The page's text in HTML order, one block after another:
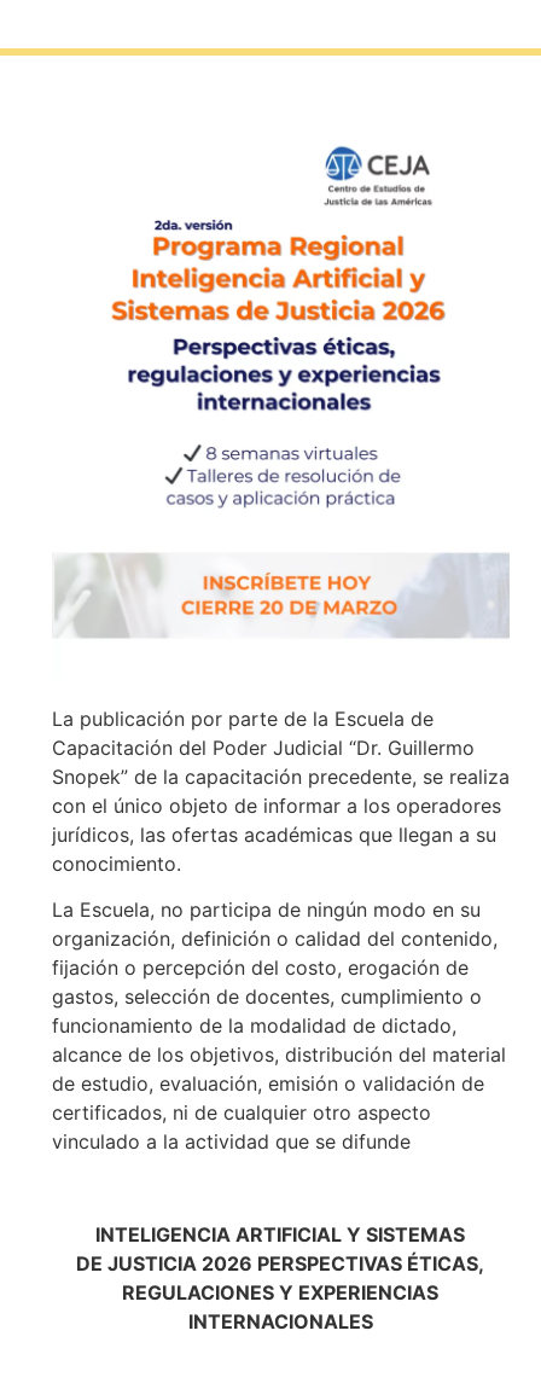
La publicación por parte de la Escuela de
Capacitación del Poder Judicial “Dr. Guillermo
Snopek” de la capacitación precedente, se realiza
con el único objeto de informar a los operadores
jurídicos, las ofertas académicas que llegan a su
conocimiento.
La Escuela, no participa de ningún modo en su
organización, definición o calidad del contenido,
fijación o percepción del costo, erogación de
gastos, selección de docentes, cumplimiento o
funcionamiento de la modalidad de dictado,
alcance de los objetivos, distribución del material
de estudio, evaluación, emisión o validación de
certificados, ni de cualquier otro aspecto
vinculado a la actividad que se difunde
INTELIGENCIA ARTIFICIAL Y SISTEMAS
DE JUSTICIA 2026 PERSPECTIVAS ÉTICAS,
REGULACIONES Y EXPERIENCIAS
INTERNACIONALES